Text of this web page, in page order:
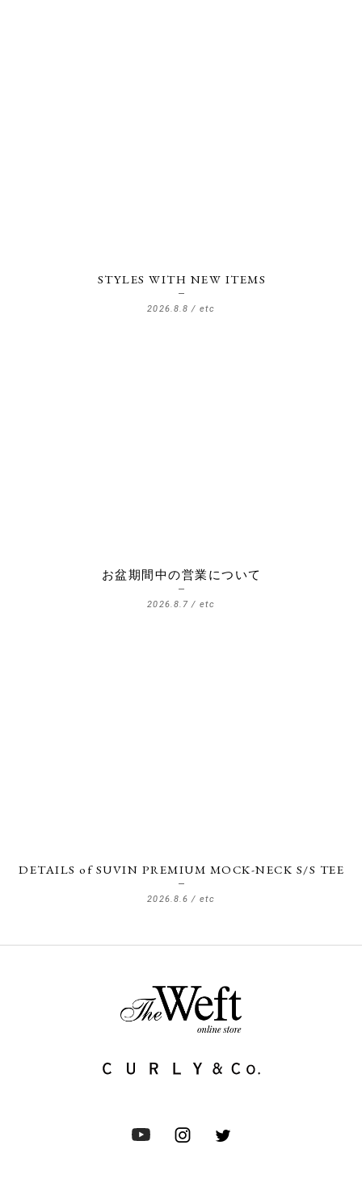
STYLES WITH NEW ITEMS
2026.8.8 / etc
お盆期間中の営業について
2026.8.7 / etc
DETAILS of SUVIN PREMIUM MOCK-NECK S/S TEE
2026.8.6 / etc